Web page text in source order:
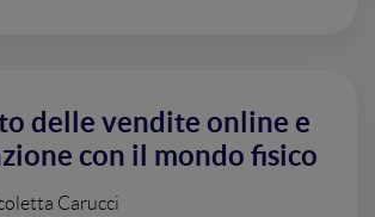
delle vendite online e
con il mondo fisico
Carucci